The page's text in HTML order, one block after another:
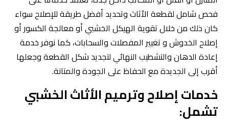
فحص شامل لقطعة الأثاث وتحديد أفضل طريقة للإصلاح سواء
كان ذلك من خلال تقوية الهيكل الخشبي أو معالجة الكسور أو
إصلاح الخدوش و تغيير المفصلات والسحابات، كما نوفر خدمة
إعادة الدهان والتشطيب النهائي لتجديد شكل القطعة وجعلها
أقرب إلى الجديدة مع الحفاظ على الجودة والمتانة.
خدمات إصلاح وترميم الأثاث الخشبي
تشمل: